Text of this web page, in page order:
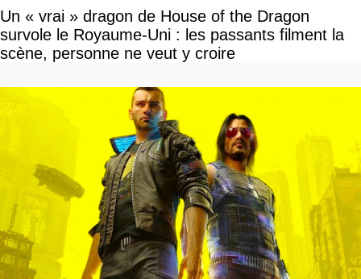
Un « vrai » dragon de House of the Dragon
survole le Royaume-Uni : les passants filment la
scène, personne ne veut y croire